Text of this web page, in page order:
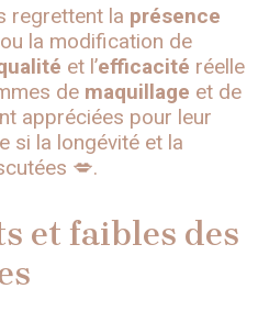
regrettent la présence
ou la modification de
et l’efficacité réelle
de maquillage et de
appréciées pour leur
si la longévité et la
💋.
et faibles des